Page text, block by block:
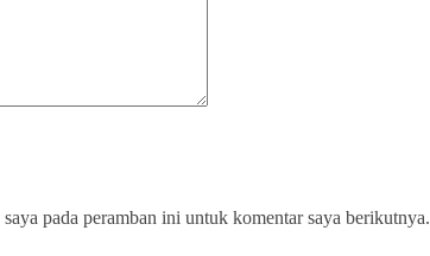
pada peramban ini untuk komentar saya berikutnya.